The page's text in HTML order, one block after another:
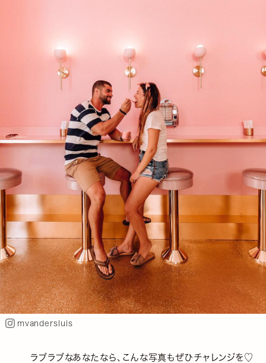
mvandersluis
ラブラブなあなたなら、こんな写真もぜひチャレンジを♡